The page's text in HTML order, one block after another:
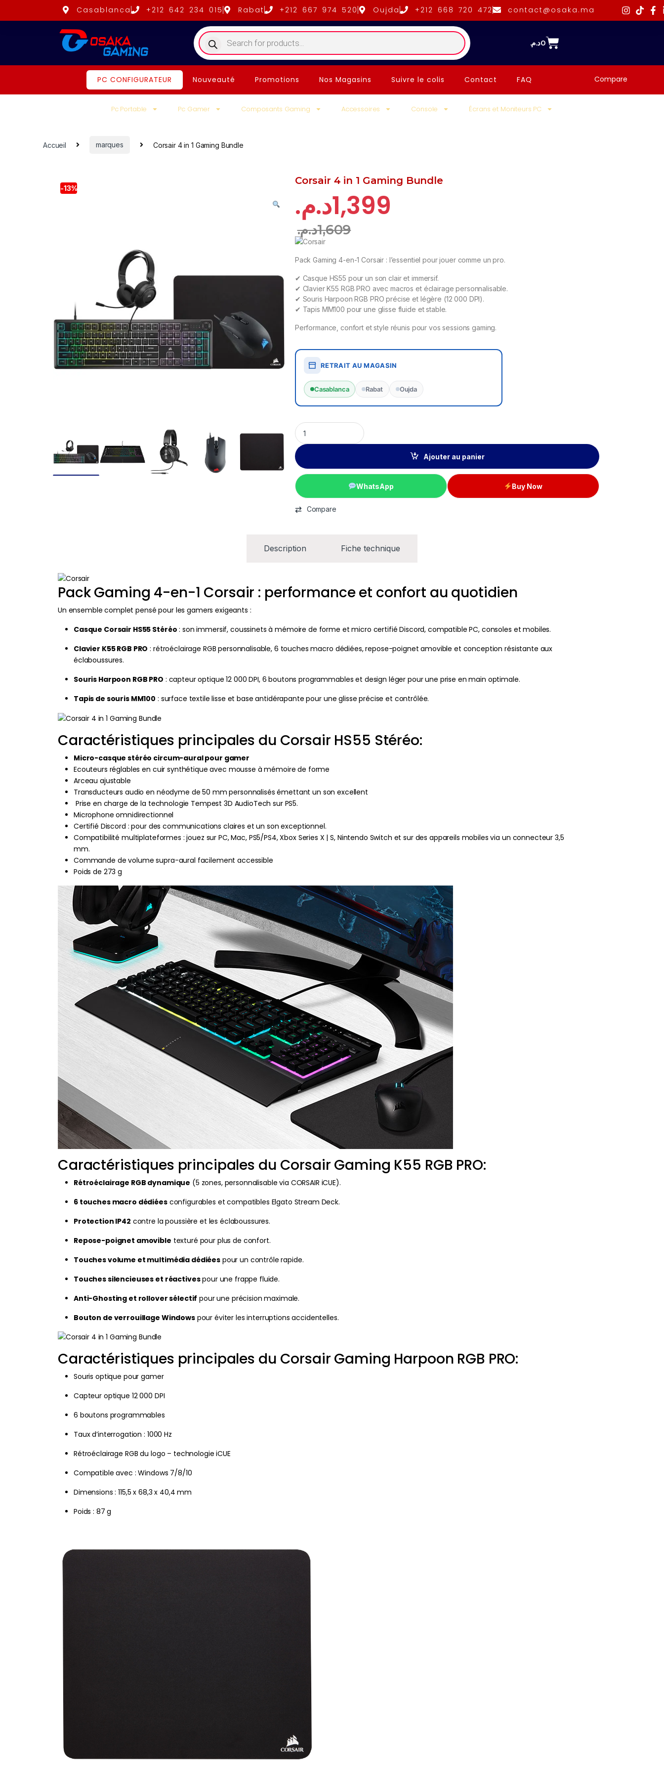
Casablanca +212 642 234 015 Rabat +212 667 974 520 Oujda +212 668 720 472 contact@osaka.ma
0د.م.
PC CONFIGURATEUR Nouveauté Promotions Nos Magasins Suivre le colis Contact FAQ Compare
Pc Portable Pc Gamer Composants Gaming Accessoires Console Écrans et Moniteurs PC
Accueil marques Corsair 4 in 1 Gaming Bundle
-13%
Corsair 4 in 1 Gaming Bundle
1,399د.م.
1,609د.م.
Pack Gaming 4-en-1 Corsair : l’essentiel pour jouer comme un pro.
✔ Casque HS55 pour un son clair et immersif.
✔ Clavier K55 RGB PRO avec macros et éclairage personnalisable.
✔ Souris Harpoon RGB PRO précise et légère (12 000 DPI).
✔ Tapis MM100 pour une glisse fluide et stable.
Performance, confort et style réunis pour vos sessions gaming.
RETRAIT AU MAGASIN
Casablanca Rabat Oujda
Ajouter au panier
WhatsApp Buy Now
Compare
Description Fiche technique
Pack Gaming 4-en-1 Corsair : performance et confort au quotidien
Un ensemble complet pensé pour les gamers exigeants :
Casque Corsair HS55 Stéréo : son immersif, coussinets à mémoire de forme et micro certifié Discord, compatible PC, consoles et mobiles.
Clavier K55 RGB PRO : rétroéclairage RGB personnalisable, 6 touches macro dédiées, repose-poignet amovible et conception résistante aux
éclaboussures.
Souris Harpoon RGB PRO : capteur optique 12 000 DPI, 6 boutons programmables et design léger pour une prise en main optimale.
Tapis de souris MM100 : surface textile lisse et base antidérapante pour une glisse précise et contrôlée.
Caractéristiques principales du Corsair HS55 Stéréo:
Micro-casque stéréo circum-aural pour gamer
Ecouteurs réglables en cuir synthétique avec mousse à mémoire de forme
Arceau ajustable
Transducteurs audio en néodyme de 50 mm personnalisés émettant un son excellent
Prise en charge de la technologie Tempest 3D AudioTech sur PS5.
Microphone omnidirectionnel
Certifié Discord : pour des communications claires et un son exceptionnel.
Compatibilité multiplateformes : jouez sur PC, Mac, PS5/PS4, Xbox Series X | S, Nintendo Switch et sur des appareils mobiles via un connecteur 3,5
mm.
Commande de volume supra-aural facilement accessible
Poids de 273 g
Caractéristiques principales du Corsair Gaming K55 RGB PRO:
Rétroéclairage RGB dynamique (5 zones, personnalisable via CORSAIR iCUE).
6 touches macro dédiéesconfigurables et compatibles Elgato Stream Deck.
Protection IP42 contre la poussière et les éclaboussures.
Repose-poignet amovible texturé pour plus de confort.
Touches volume et multimédia dédiéespour un contrôle rapide.
Touches silencieuses et réactivespour une frappe fluide.
Anti-Ghosting et rollover sélectif pour une précision maximale.
Bouton de verrouillage Windowspour éviter les interruptions accidentelles.
Caractéristiques principales du Corsair Gaming Harpoon RGB PRO:
Souris optique pour gamer
Capteur optique 12 000 DPI
6 boutons programmables
Taux d’interrogation : 1000 Hz
Rétroéclairage RGB du logo – technologie iCUE
Compatible avec : Windows 7/8/10
Dimensions : 115,5 x 68,3 x 40,4 mm
Poids : 87 g